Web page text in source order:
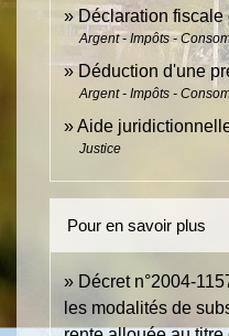
Déclaration fiscale
Argent - Impôts -
Déduction d'une
Argent - Impôts -
Aide
Justice
Pour en savoir plus
Décret n°2004-
les modalités de